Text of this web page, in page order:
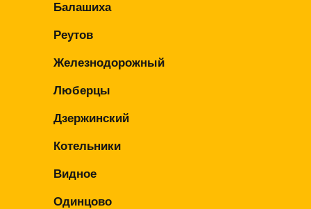
Балашиха
Реутов
Железнодорожный
Люберцы
Дзержинский
Котельники
Видное
Одинцово